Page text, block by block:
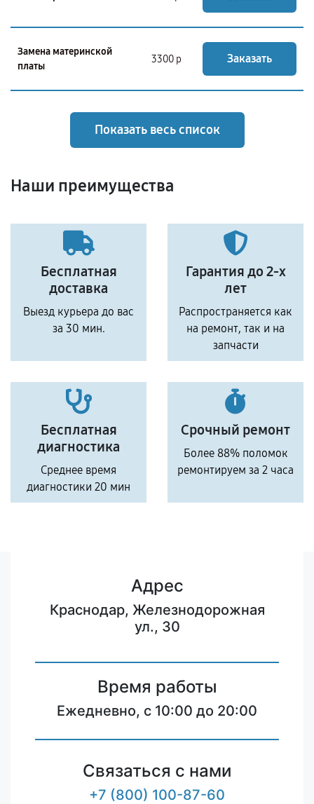
Замена материнской
платы
3300 р Заказать
Показать весь список
Наши преимущества
Бесплатная
доставка
Выезд курьера до вас
за 30 мин.
Гарантия до 2-х
лет
Распространяется как
на ремонт, так и на
запчасти
Бесплатная
диагностика
Среднее время
диагностики 20 мин
Срочный ремонт
Более 88% поломок
ремонтируем за 2 часа
Адрес
Краснодар, Железнодорожная
ул., 30
Время работы
Ежедневно, с 10:00 до 20:00
Связаться с нами
+7 (800) 100-87-60